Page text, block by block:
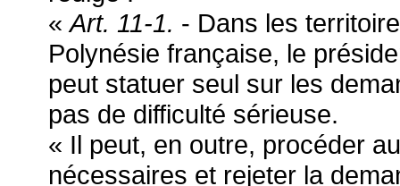
«Art. 11-1. - Dans les
Polynésie française, le
peut statuer seul sur les
pas de difficulté sérieuse.
« Il peut, en outre, procéder
nécessaires et rejeter la